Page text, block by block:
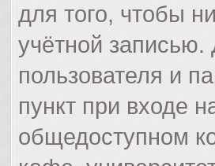
для того, чтобы
учётной
пользователя и
пункт при входе
общедоступном